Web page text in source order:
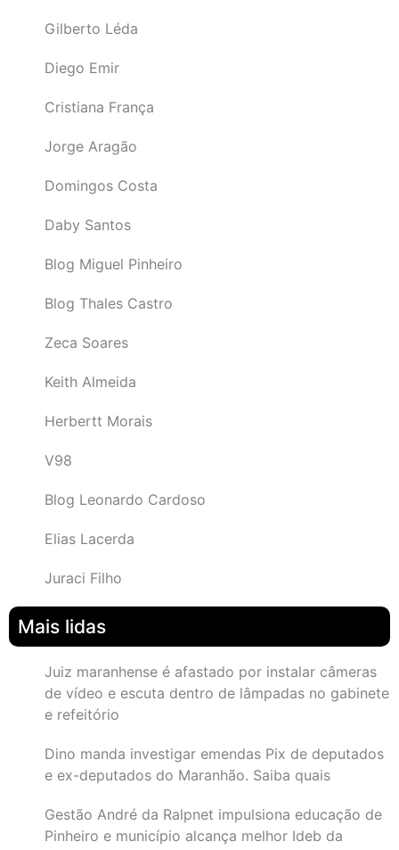
Gilberto Léda
Diego Emir
Cristiana França
Jorge Aragão
Domingos Costa
Daby Santos
Blog Miguel Pinheiro
Blog Thales Castro
Zeca Soares
Keith Almeida
Herbertt Morais
V98
Blog Leonardo Cardoso
Elias Lacerda
Juraci Filho
Mais lidas
Juiz maranhense é afastado por instalar câmeras
de vídeo e escuta dentro de lâmpadas no gabinete
e refeitório
Dino manda investigar emendas Pix de deputados
e ex-deputados do Maranhão. Saiba quais
Gestão André da Ralpnet impulsiona educação de
Pinheiro e município alcança melhor Ideb da